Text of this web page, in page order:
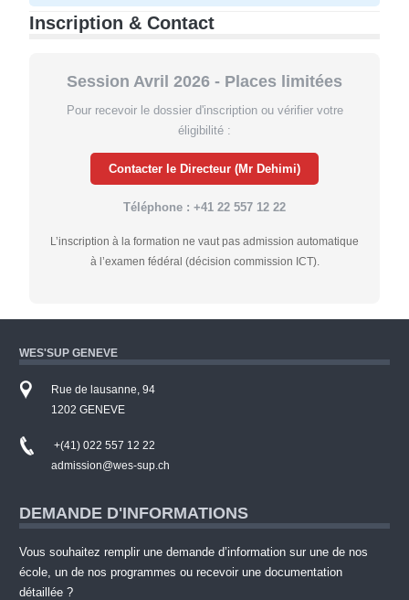
Inscription & Contact
Session Avril 2026 - Places limitées
Pour recevoir le dossier d'inscription ou vérifier votre
éligibilité :
Contacter le Directeur (Mr Dehimi)
Téléphone : +41 22 557 12 22
L’inscription à la formation ne vaut pas admission automatique
à l’examen fédéral (décision commission ICT).
WES'SUP GENEVE
Rue de lausanne, 94
1202 GENEVE
+(41) 022 557 12 22
admission@wes-sup.ch
DEMANDE D'INFORMATIONS
Vous souhaitez remplir une demande d’information sur une de nos
école, un de nos programmes ou recevoir une documentation
détaillée ?